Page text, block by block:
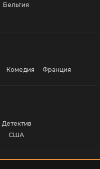
Бельгия
комедия Франция
детектив
США